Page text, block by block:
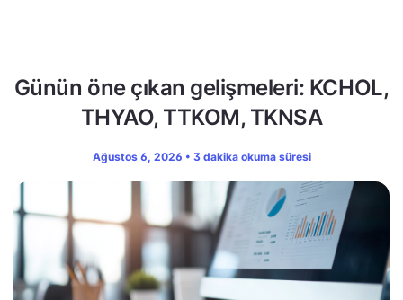
Günün öne çıkan gelişmeleri: KCHOL,
THYAO, TTKOM, TKNSA
Ağustos 6, 2026 • 3 dakika okuma süresi